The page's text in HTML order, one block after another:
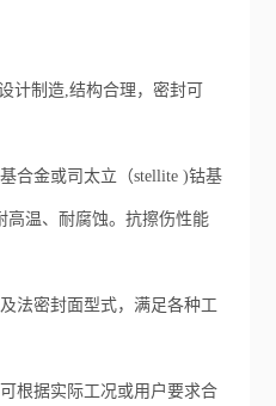
计制造,结构合理，密封可
合金或司太立（stellite )钴基
高温、耐腐蚀。抗擦伤性能
法密封面型式，满足各种工
根据实际工况或用户要求合